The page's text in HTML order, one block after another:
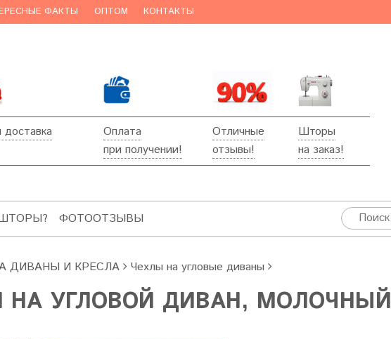
ФАКТЫ ОПТОМ КОНТАКТЫ
Оплата
при получении!
Отличные
отзывы!
Шторы
на заказ!
ФОТООТЗЫВЫ
ДИВАНЫ И КРЕСЛА Чехлы на угловые диваны
НА УГЛОВОЙ ДИВАН, МОЛОЧНЫЙ